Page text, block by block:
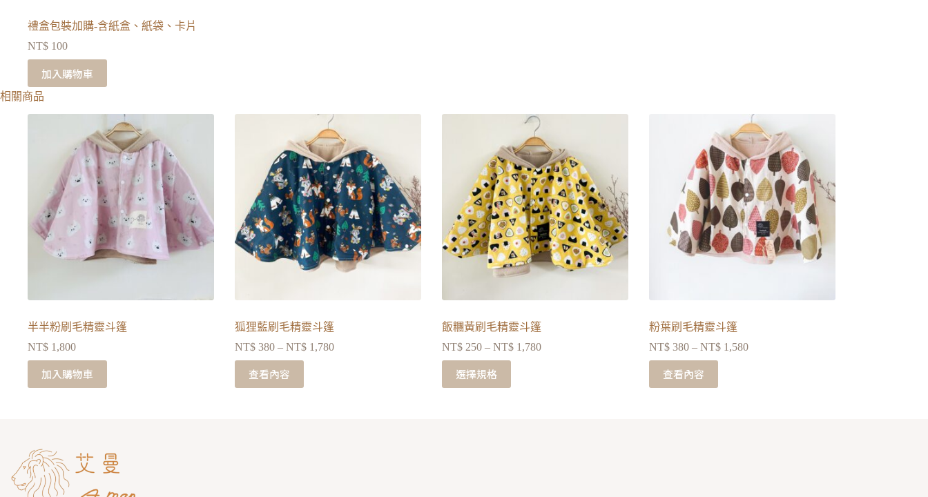
禮盒包裝加購-含紙盒、紙袋、卡片
NT$ 100
加入購物車
相關商品
半半粉刷毛精靈斗篷
NT$ 1,800
加入購物車
狐狸藍刷毛精靈斗篷
NT$ 380 – NT$ 1,780
查看內容
飯糰黃刷毛精靈斗篷
NT$ 250 – NT$ 1,780
選擇規格
粉葉刷毛精靈斗篷
NT$ 380 – NT$ 1,580
查看內容